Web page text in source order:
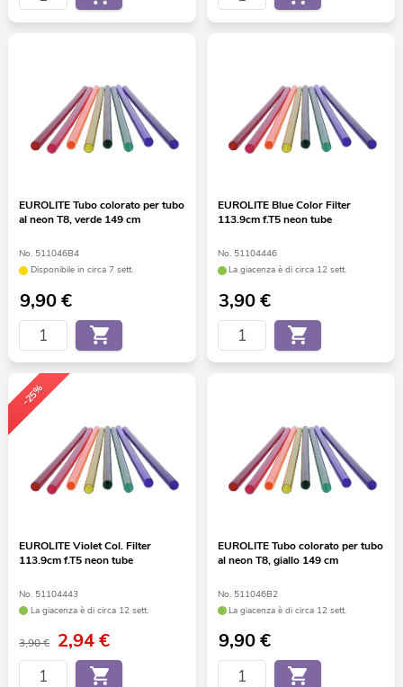
EUROLITE Tubo colorato per tubo
al neon T8, verde 149 cm
No. 511046B4
Disponibile in circa 7 sett.
9,90€
EUROLITE Blue Color Filter
113.9cm f.T5 neon tube
No. 51104446
La giacenza è di circa 12 sett.
3,90€
-25%
EUROLITE Violet Col. Filter
113.9cm f.T5 neon tube
No. 51104443
La giacenza è di circa 12 sett.
3,90 € 2,94€
EUROLITE Tubo colorato per tubo
al neon T8, giallo 149 cm
No. 511046B2
La giacenza è di circa 12 sett.
9,90€